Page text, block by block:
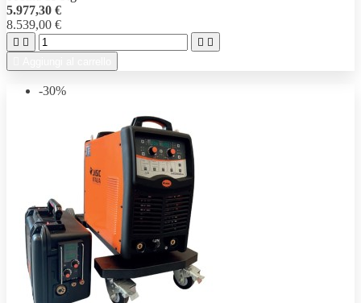
5.977,30 €
8.539,00 €
   
-30%